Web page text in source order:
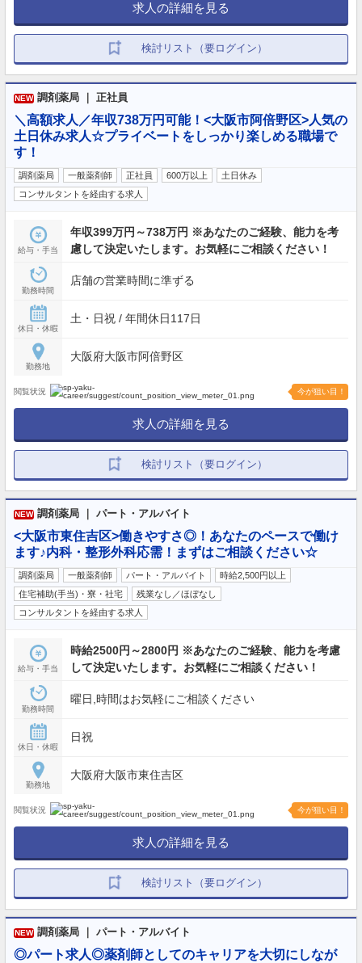
求人の詳細を見る
検討リスト（要ログイン）
NEW 調剤薬局 ｜ 正社員
＼高額求人／年収738万円可能！<大阪市阿倍野区>人気の
土日休み求人☆プライベートをしっかり楽しめる職場で
す！
調剤薬局 一般薬剤師 正社員 600万以上
土日休み
コンサルタントを経由する求人
給与・手当
年収399万円～738万円 ※あなたのご経験、能力を考
慮して決定いたします。お気軽にご相談ください！
勤務時間
店舗の営業時間に準ずる
休日・休暇
土・日祝 / 年間休日117日
勤務地
大阪府大阪市阿倍野区
閲覧状況 今が狙い目！
求人の詳細を見る
検討リスト（要ログイン）
NEW 調剤薬局 ｜ パート・アルバイト
<大阪市東住吉区>働きやすさ◎！あなたのペースで働け
ます♪内科・整形外科応需！まずはご相談ください☆
調剤薬局 一般薬剤師 パート・アルバイト
時給2,500円以上
住宅補助(手当)・寮・社宅
残業なし／ほぼなし
コンサルタントを経由する求人
給与・手当
時給2500円～2800円 ※あなたのご経験、能力を考慮
して決定いたします。お気軽にご相談ください！
勤務時間
曜日,時間はお気軽にご相談ください
休日・休暇
日祝
勤務地
大阪府大阪市東住吉区
閲覧状況 今が狙い目！
求人の詳細を見る
検討リスト（要ログイン）
NEW 調剤薬局 ｜ パート・アルバイト
◎パート求人◎薬剤師としてのキャリアを大切にしなが